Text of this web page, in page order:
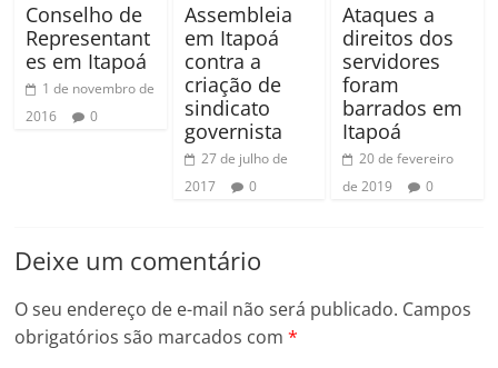
Conselho de
Representant
es em Itapoá
1 de novembro de
2016
0
Assembleia
em Itapoá
contra a
criação de
sindicato
governista
27 de julho de
2017
0
Ataques a
direitos dos
servidores
foram
barrados em
Itapoá
20 de fevereiro
de 2019
0
Deixe um comentário
O seu endereço de e-mail não será publicado. Campos
obrigatórios são marcados com*